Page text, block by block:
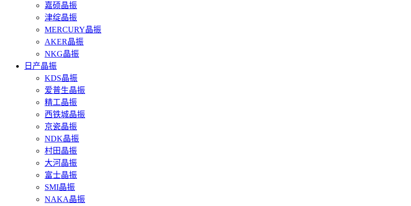
嘉硕晶振
津绽晶振
MERCURY晶振
AKER晶振
NKG晶振
日产晶振
KDS晶振
爱普生晶振
精工晶振
西铁城晶振
京瓷晶振
NDK晶振
村田晶振
大河晶振
富士晶振
SMI晶振
NAKA晶振